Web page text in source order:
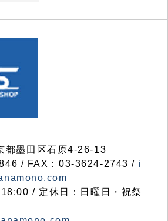
墨田区石原4-26-13
/ FAX：03-3624-2743 / i
/ 定休日：日曜日・祝祭